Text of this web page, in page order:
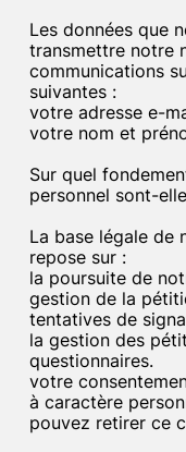
Les données que
transmettre notre
communications
suivantes :
votre adresse e-
votre nom et
Sur quel
personnel sont-
La base légale de
repose sur :
la poursuite de
gestion de la
tentatives de
la gestion des
questionnaires.
votre
à caractère
pouvez retirer ce